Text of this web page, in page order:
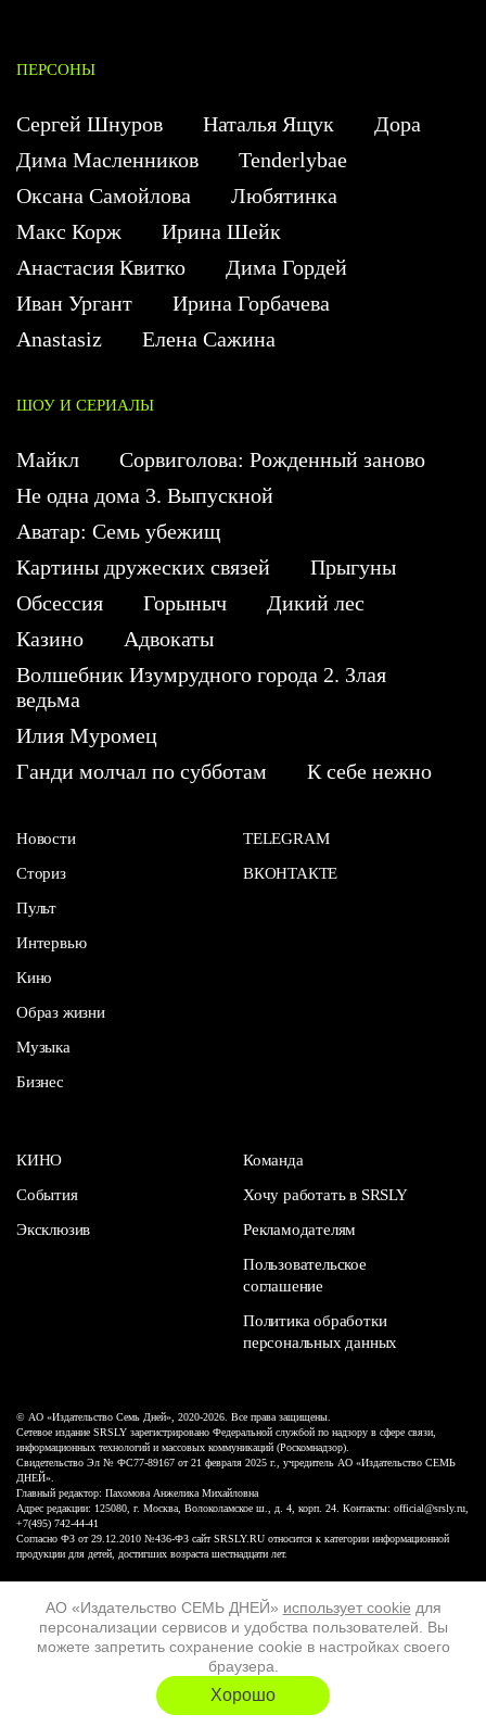
АО «Издательство СЕМЬ ДНЕЙ» использует cookie для
персонализации сервисов и удобства пользователей. Вы
можете запретить сохранение cookie в настройках своего
браузера.
Хорошо
ПЕРСОНЫ
Сергей Шнуров Наталья Ящук
Дора
Дима Масленников
Tenderlybae
Оксана Самойлова
Любятинка
Макс Корж
Ирина Шейк
Анастасия Квитко
Дима Гордей
Иван Ургант
Ирина Горбачева
Anastasiz
Елена Сажина
ШОУ И СЕРИАЛЫ
Майкл
Сорвиголова: Рожденный заново
Не одна дома 3. Выпускной
Аватар: Семь убежищ
Картины дружеских связей
Прыгуны
Обсессия
Горыныч
Дикий лес
Казино
Адвокаты
Волшебник Изумрудного города 2. Злая
ведьма
Илия Муромец
Ганди молчал по субботам
К себе нежно
Новости
Сториз
Пульт
Интервью
Кино
Образ жизни
Музыка
Бизнес
TELEGRAM
ВКОНТАКТЕ
КИНО
События
Эксклюзив
Команда
Хочу работать в SRSLY
Рекламодателям
Пользовательское
соглашение
Политика обработки
персональных данных
16+
© АО «Издательство Семь Дней», 2020-2026. Все права защищены.
Сетевое издание SRSLY зарегистрировано Федеральной службой по надзору в сфере связи,
информационных технологий и массовых коммуникаций (Роскомнадзор).
Свидетельство Эл № ФС77-89167 от 21 февраля 2025 г., учредитель АО «Издательство СЕМЬ
ДНЕЙ».
Главный редактор: Пахомова Анжелика Михайловна
Адрес редакции: 125080, г. Москва, Волоколамское ш., д. 4, корп. 24. Контакты: official@srsly.ru,
+7(495) 742-44-41
Согласно ФЗ от 29.12.2010 №436-ФЗ сайт SRSLY.RU относится к категории информационной
продукции для детей, достигших возраста шестнадцати лет.
ХОЧУ ЕЩЁ